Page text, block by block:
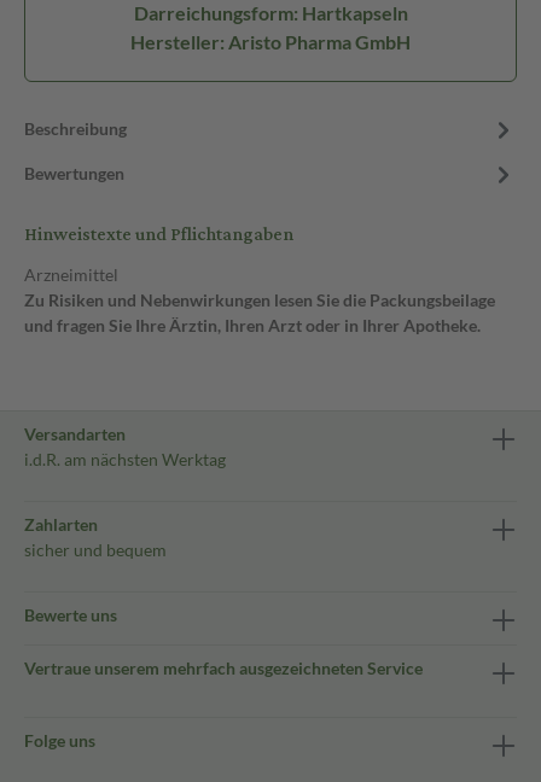
Darreichungsform: Hartkapseln
Hersteller: Aristo Pharma GmbH
Beschreibung
Bewertungen
Hinweistexte und Pflichtangaben
Arzneimittel
Zu Risiken und Nebenwirkungen lesen Sie die Packungsbeilage
und fragen Sie Ihre Ärztin, Ihren Arzt oder in Ihrer Apotheke.
Versandarten
i.d.R. am nächsten Werktag
Zahlarten
sicher und bequem
Bewerte uns
Vertraue unserem mehrfach ausgezeichneten Service
Folge uns